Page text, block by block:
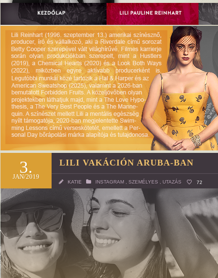
3.
JAN/2019
LILI VAKÁCIÓN ARUBA-BAN
KATIE INSTAGRAM SZEMÉLYES UTAZÁS 72